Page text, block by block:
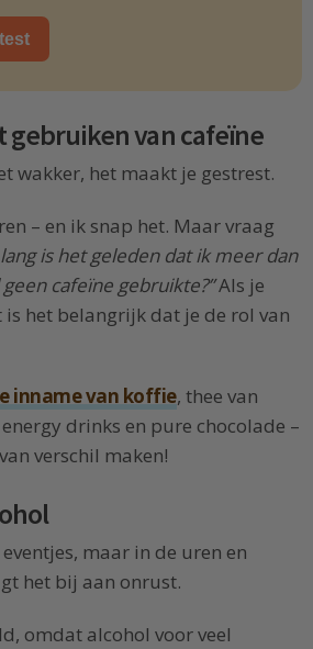
gebruiken van cafeïne
wakker, het maakt je gestrest.
– en ik snap het. Maar vraag
is het geleden dat ik meer dan
cafeïne gebruikte?”Als je
het belangrijk dat je de rol van
inname van koffie, thee van
drinks en pure chocolade –
verschil maken!
maar in de uren en
het bij aan onrust.
omdat alcohol voor veel